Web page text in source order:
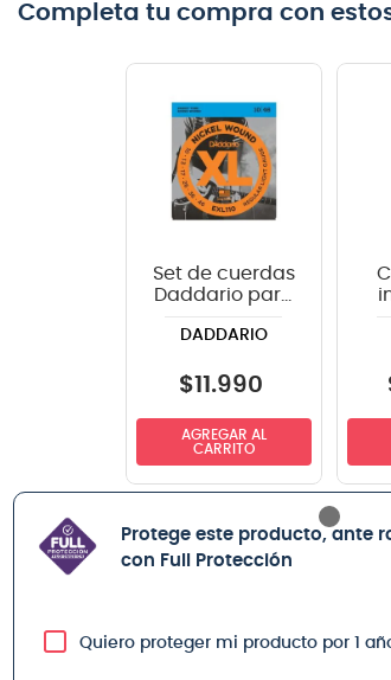
Completa tu compra con
Set de cuerdas
Daddario para
eléctrica EXL110
DADDARIO
$11 .990
AGREGAR AL
CARRITO
Protege este producto, ante
con Full Protección
Quiero proteger mi producto por 1